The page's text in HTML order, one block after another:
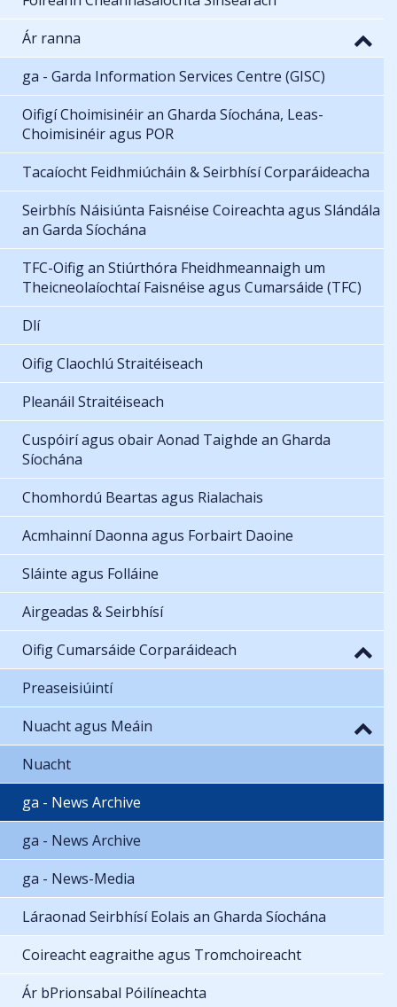
Ár ranna
ga - Garda Information Services Centre (GISC)
Oifigí Choimisinéir an Gharda Síochána, Leas-
Choimisinéir agus POR
Tacaíocht Feidhmiúcháin & Seirbhísí Corparáideacha
Seirbhís Náisiúnta Faisnéise Coireachta agus Slándála
an Garda Síochána
TFC-Oifig an Stiúrthóra Fheidhmeannaigh um
Theicneolaíochtaí Faisnéise agus Cumarsáide (TFC)
Dlí
Oifig Claochlú Straitéiseach
Pleanáil Straitéiseach
Cuspóirí agus obair Aonad Taighde an Gharda
Síochána
Chomhordú Beartas agus Rialachais
Acmhainní Daonna agus Forbairt Daoine
Sláinte agus Folláine
Airgeadas & Seirbhísí
Oifig Cumarsáide Corparáideach
Preaseisiúintí
Nuacht agus Meáin
Nuacht
ga - News Archive
ga - News Archive
ga - News-Media
Láraonad Seirbhísí Eolais an Gharda Síochána
Coireacht eagraithe agus Tromchoireacht
Ár bPrionsabal Póilíneachta